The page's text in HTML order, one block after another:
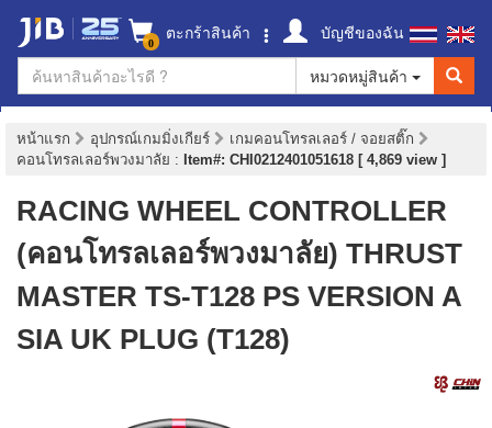
0 ตะกร้าสินค้า
บัญชีของฉัน
หมวดหมู่สินค้า
หน้าแรก อุปกรณ์เกมมิ่งเกียร์
เกมคอนโทรลเลอร์ / จอยสติ๊ก
คอนโทรลเลอร์พวงมาลัย : Item#: CHI0212401051618 [ 4,869 view ]
RACING WHEEL CONTROLLER
(คอนโทรลเลอร์พวงมาลัย) THRUST
MASTER TS-T128 PS VERSION A
SIA UK PLUG (T128)